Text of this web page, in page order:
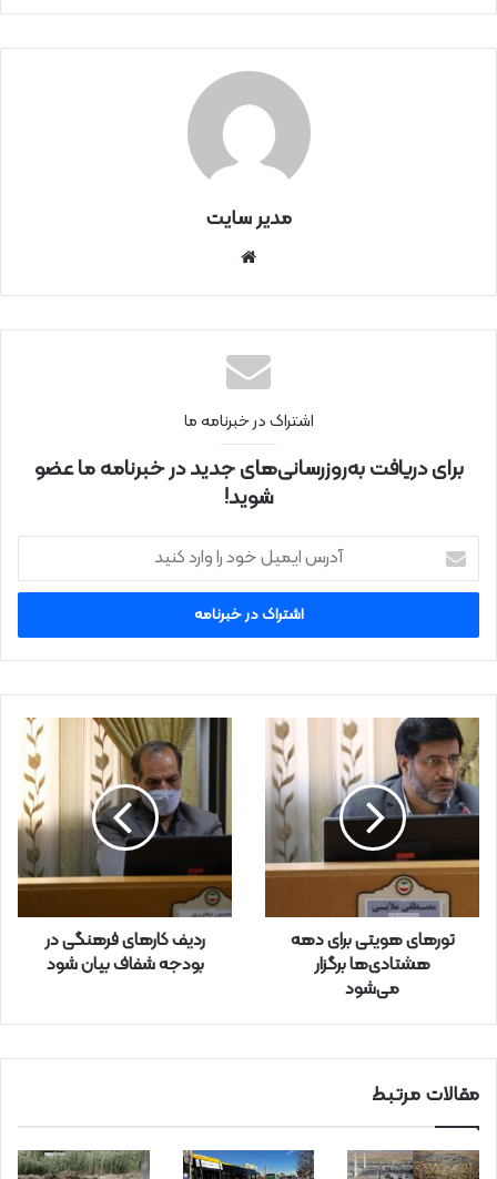
مدیر سایت
نتی
اشتراک در خبرنامه ما
برای دریافت به‌روزرسانی‌های جدید در خبرنامه ما عضو
شوید!
ر
ا
ی
ل
خ
و
د
و
ر
تورهای هویتی برای دهه
هشتادی‌ها برگزار
می‌شود
ردیف کارهای فرهنگی در
بودجه شفاف بیان شود
مقالات مرتبط